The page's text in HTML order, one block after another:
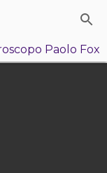
Paolo Fox